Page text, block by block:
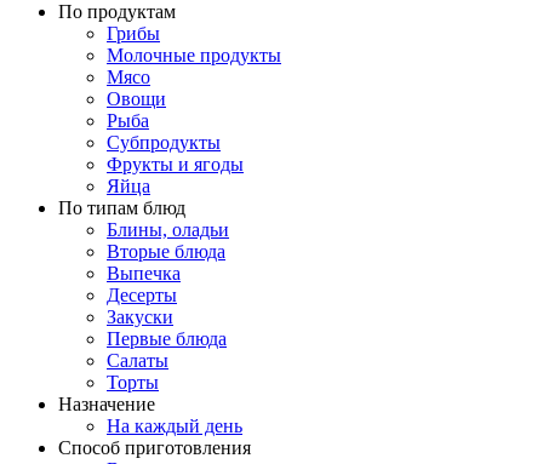
По продуктам
Грибы
Молочные продукты
Мясо
Овощи
Рыба
Субпродукты
Фрукты и ягоды
Яйца
По типам блюд
Блины, оладьи
Вторые блюда
Выпечка
Десерты
Закуски
Первые блюда
Салаты
Торты
Назначение
На каждый день
Способ приготовления